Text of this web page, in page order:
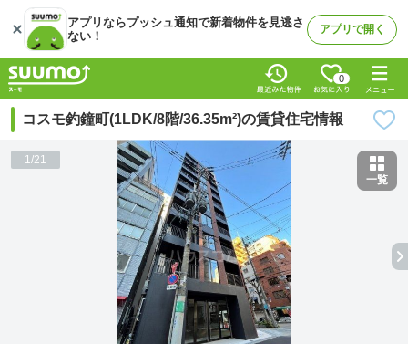
アプリならプッシュ通知で新着物件を見逃さ
ない！
アプリで開く
0
コスモ釣鐘町(1LDK/8階/36.35m²)の賃貸住宅情報
1/21
一覧